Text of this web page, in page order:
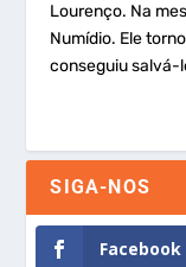
Lourenço. Na
Numídio. Ele
conseguiu salvá-
SIGA-NOS
Facebook